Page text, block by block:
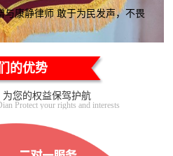
与康静律师 敢于为民发声，不畏
的优势
为您的权益保驾护航
Protect your rights and interests